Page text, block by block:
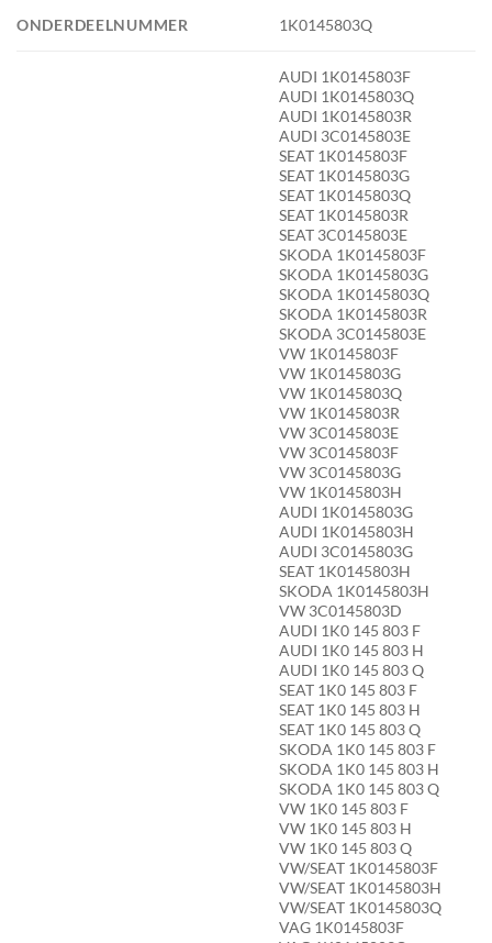
ONDERDEELNUMMER 1K0145803Q
AUDI 1K0145803F
AUDI 1K0145803Q
AUDI 1K0145803R
AUDI 3C0145803E
SEAT 1K0145803F
SEAT 1K0145803G
SEAT 1K0145803Q
SEAT 1K0145803R
SEAT 3C0145803E
SKODA 1K0145803F
SKODA 1K0145803G
SKODA 1K0145803Q
SKODA 1K0145803R
SKODA 3C0145803E
VW 1K0145803F
VW 1K0145803G
VW 1K0145803Q
VW 1K0145803R
VW 3C0145803E
VW 3C0145803F
VW 3C0145803G
VW 1K0145803H
AUDI 1K0145803G
AUDI 1K0145803H
AUDI 3C0145803G
SEAT 1K0145803H
SKODA 1K0145803H
VW 3C0145803D
AUDI 1K0 145 803 F
AUDI 1K0 145 803 H
AUDI 1K0 145 803 Q
SEAT 1K0 145 803 F
SEAT 1K0 145 803 H
SEAT 1K0 145 803 Q
SKODA 1K0 145 803 F
SKODA 1K0 145 803 H
SKODA 1K0 145 803 Q
VW 1K0 145 803 F
VW 1K0 145 803 H
VW 1K0 145 803 Q
VW/SEAT 1K0145803F
VW/SEAT 1K0145803H
VW/SEAT 1K0145803Q
VAG 1K0145803F